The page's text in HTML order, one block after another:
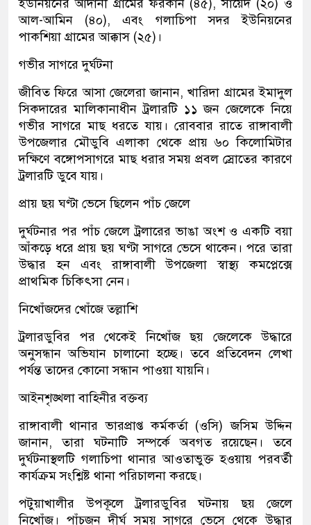
ইউনিয়নের আদানী গ্রামের ফরকান (৪৫), সায়েদ (২০) ও
আল-আমিন (৪০), এবং গলাচিপা সদর ইউনিয়নের
পাকশিয়া গ্রামের আক্কাস (২৫)।
গভীর সাগরে দুর্ঘটনা
জীবিত ফিরে আসা জেলেরা জানান, খারিদা গ্রামের ইমাদুল
সিকদারের মালিকানাধীন ট্রলারটি ১১ জন জেলেকে নিয়ে
গভীর সাগরে মাছ ধরতে যায়। রোববার রাতে রাঙ্গাবালী
উপজেলার মৌডুবি এলাকা থেকে প্রায় ৬০ কিলোমিটার
দক্ষিণে বঙ্গোপসাগরে মাছ ধরার সময় প্রবল স্রোতের কারণে
ট্রলারটি ডুবে যায়।
প্রায় ছয় ঘণ্টা ভেসে ছিলেন পাঁচ জেলে
দুর্ঘটনার পর পাঁচ জেলে ট্রলারের ভাঙা অংশ ও একটি বয়া
আঁকড়ে ধরে প্রায় ছয় ঘণ্টা সাগরে ভেসে থাকেন। পরে তারা
উদ্ধার হন এবং রাঙ্গাবালী উপজেলা স্বাস্থ্য কমপ্লেক্সে
প্রাথমিক চিকিৎসা নেন।
নিখোঁজদের খোঁজে তল্লাশি
ট্রলারডুবির পর থেকেই নিখোঁজ ছয় জেলেকে উদ্ধারে
অনুসন্ধান অভিযান চালানো হচ্ছে। তবে প্রতিবেদন লেখা
পর্যন্ত তাদের কোনো সন্ধান পাওয়া যায়নি।
আইনশৃঙ্খলা বাহিনীর বক্তব্য
রাঙ্গাবালী থানার ভারপ্রাপ্ত কর্মকর্তা (ওসি) জসিম উদ্দিন
জানান, তারা ঘটনাটি সম্পর্কে অবগত রয়েছেন। তবে
দুর্ঘটনাস্থলটি গলাচিপা থানার আওতাভুক্ত হওয়ায় পরবর্তী
কার্যক্রম সংশ্লিষ্ট থানা পরিচালনা করছে।
পটুয়াখালীর উপকূলে ট্রলারডুবির ঘটনায় ছয় জেলে
নিখোঁজ। পাঁচজন দীর্ঘ সময় সাগরে ভেসে থেকে উদ্ধার